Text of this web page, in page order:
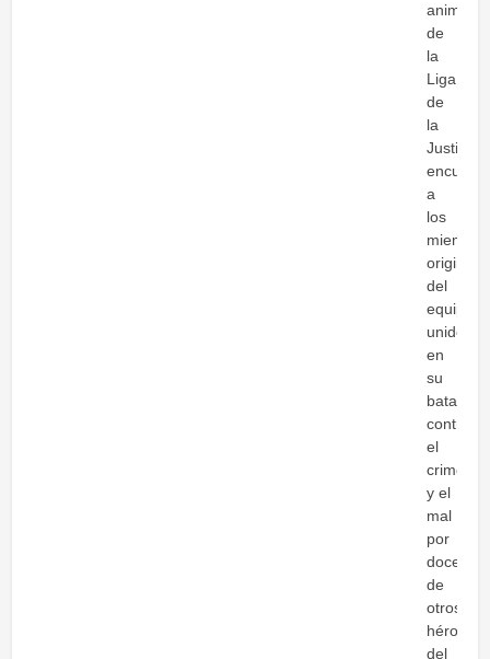
de
la
Liga
de
la
Justicia
a
los
del
equipo
unidos
en
su
batalla
contra
el
crimen
y el
mal
por
docenas
de
otros
héroes
del